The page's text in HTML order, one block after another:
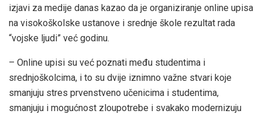
izjavi za medije danas kazao da je organiziranje online upisa
na visokoškolske ustanove i srednje škole rezultat rada
“vojske ljudi” već godinu.
– Online upisi su već poznati među studentima i
srednjoškolcima, i to su dvije iznimno važne stvari koje
smanjuju stres prvenstveno učenicima i studentima,
smanjuju i mogućnost zloupotrebe i svakako modernizuju